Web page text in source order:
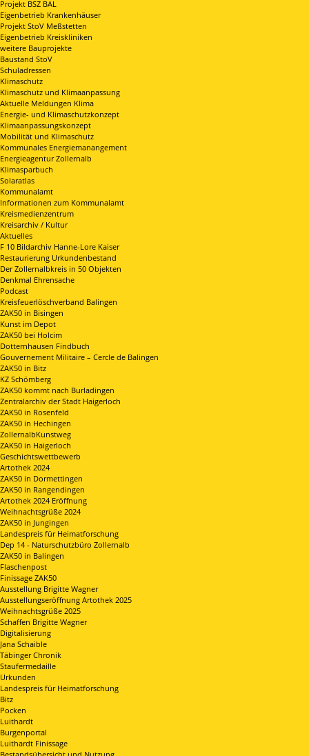
Projekt BSZ BAL
Eigenbetrieb Krankenhäuser
Projekt StoV Meßstetten
Eigenbetrieb Kreiskliniken
weitere Bauprojekte
Baustand StoV
Schuladressen
Klimaschutz
Klimaschutz und Klimaanpassung
Aktuelle Meldungen Klima
Energie- und Klimaschutzkonzept
Klimaanpassungskonzept
Mobilität und Klimaschutz
Kommunales Energiemanangement
Energieagentur Zollernalb
Klimasparbuch
Solaratlas
Kommunalamt
Informationen zum Kommunalamt
Kreismedienzentrum
Kreisarchiv / Kultur
Aktuelles
F 10 Bildarchiv Hanne-Lore Kaiser
Restaurierung Urkundenbestand
Der Zollernalbkreis in 50 Objekten
Denkmal Ehrensache
Podcast
Kreisfeuerlöschverband Balingen
ZAK50 in Bisingen
Kunst im Depot
ZAK50 bei Holcim
Dotternhausen Findbuch
Gouvernement Militaire – Cercle de Balingen
ZAK50 in Bitz
KZ Schömberg
ZAK50 kommt nach Burladingen
Zentralarchiv der Stadt Haigerloch
ZAK50 in Rosenfeld
ZAK50 in Hechingen
ZollernalbKunstweg
ZAK50 in Haigerloch
Geschichtswettbewerb
Artothek 2024
ZAK50 in Dormettingen
ZAK50 in Rangendingen
Artothek 2024 Eröffnung
Weihnachtsgrüße 2024
ZAK50 in Jungingen
Landespreis für Heimatforschung
Dep 14 - Naturschutzbüro Zollernalb
ZAK50 in Balingen
Flaschenpost
Finissage ZAK50
Ausstellung Brigitte Wagner
Ausstellungseröffnung Artothek 2025
Weihnachtsgrüße 2025
Schaffen Brigitte Wagner
Digitalisierung
Jana Schaible
Täbinger Chronik
Staufermedaille
Urkunden
Landespreis für Heimatforschung
Bitz
Pocken
Luithardt
Burgenportal
Luithardt Finissage